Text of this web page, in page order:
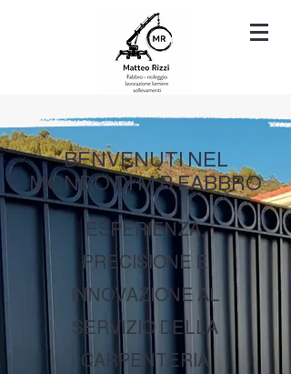
BENVENUTI NEL
MONDO DI M.R FABBRO
ESPERIENZA,
PRECISIONE E
INNOVAZIONE AL
SERVIZIO DELLA
CARPENTERIA